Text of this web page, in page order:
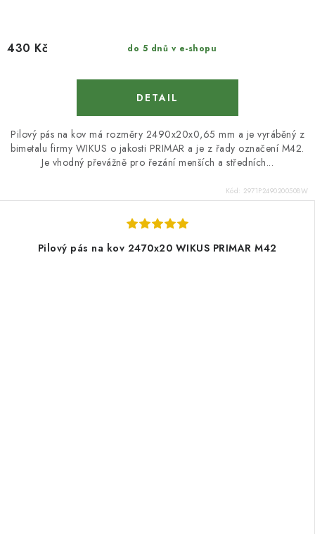
do 5 dnů v e-shopu
430 Kč
Pilový pás na kov má rozměry 2490x20x0,65 mm a je vyráběný z
bimetalu firmy WIKUS o jakosti PRIMAR a je z řady označení M42.
Je vhodný převážně pro řezání menších a středních...
Kód: 2971P2490200508W
Pilový pás na kov 2470x20 WIKUS PRIMAR M42